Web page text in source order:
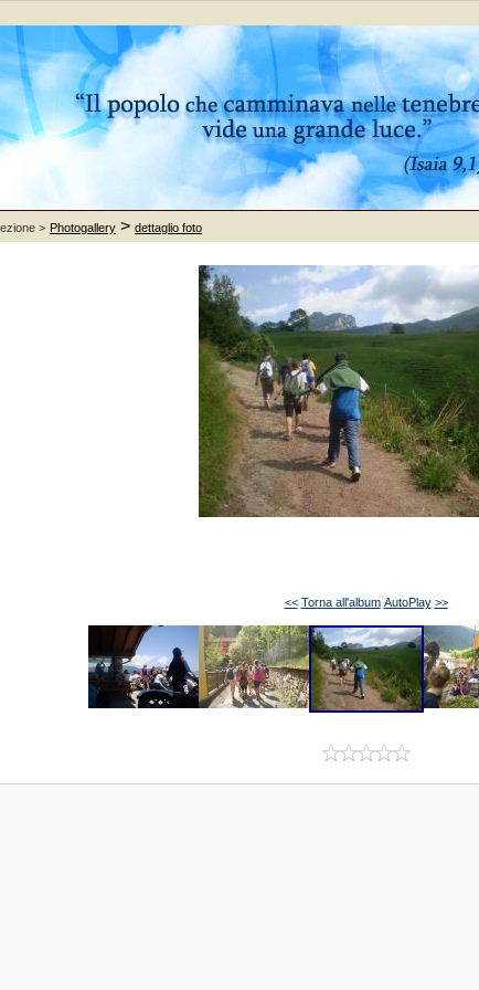
> Photogallery > dettaglio foto
<< Torna all'album AutoPlay >>